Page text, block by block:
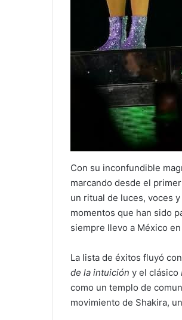
Con su inconfundible
marcando desde el
un ritual de luces, voces
momentos que han sido
siempre llevo a México
La lista de éxitos fluyó
de la intuición y el clásico
como un templo de
movimiento de Shakira,